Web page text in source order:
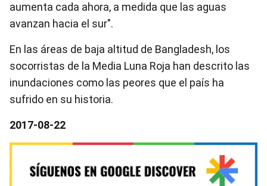
aumenta cada ahora, a medida que las aguas
avanzan hacia el sur".
En las áreas de baja altitud de Bangladesh, los
socorristas de la Media Luna Roja han descrito las
inundaciones como las peores que el país ha
sufrido en su historia.
2017-08-22